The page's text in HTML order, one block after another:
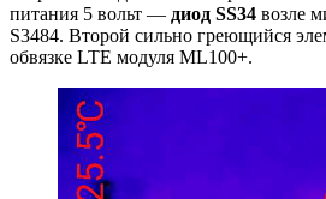
питания 5 вольт — диод SS34 возле
S3484. Второй сильно греющийся
обвязке LTE модуля ML100+.